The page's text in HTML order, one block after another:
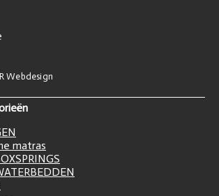
Webdesign
matras